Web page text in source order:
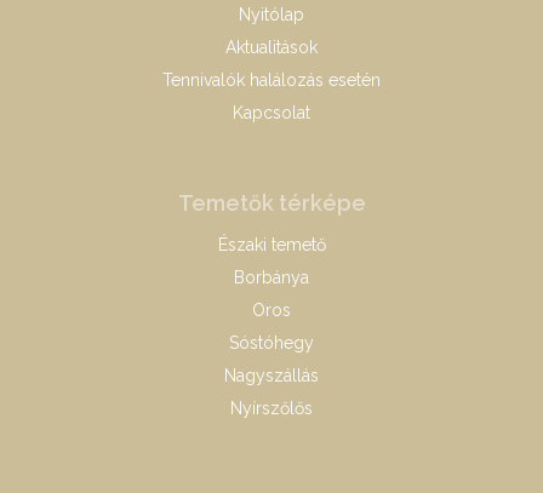
Nyitólap
Aktualitások
Tennivalók halálozás esetén
Kapcsolat
Temetők térképe
Északi temető
Borbánya
Oros
Sóstóhegy
Nagyszállás
Nyírszőlős